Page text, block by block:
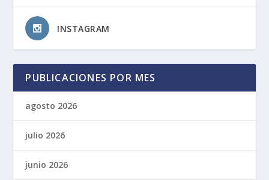
INSTAGRAM
PUBLICACIONES POR MES
agosto 2026
julio 2026
junio 2026